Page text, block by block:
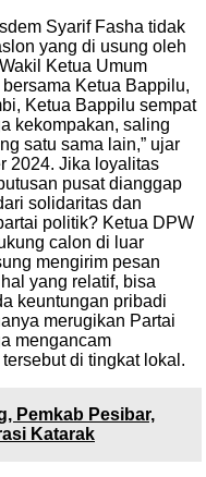
Syarif Fasha tidak
yang di usung oleh
Ketua Umum
Ketua Bappilu,
Ketua Bappilu sempat
kekompakan, saling
satu sama lain,” ujar
2024. Jika loyalitas
pusat dianggap
solidaritas dan
politik? Ketua DPW
calon di luar
mengirim pesan
yang relatif, bisa
keuntungan pribadi
merugikan Partai
mengancam
di tingkat lokal.
Pemkab Pesibar,
Katarak